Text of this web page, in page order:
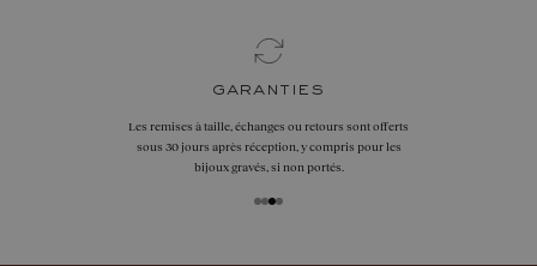
garanties
Les remises à taille, échanges ou retours sont offerts
sous 30 jours après réception, y compris pour les
bijoux gravés, si non portés.